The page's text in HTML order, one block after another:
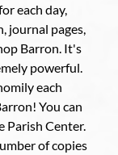
each day,
journal pages,
Barron. It's
powerful.
each
You can
Parish Center.
of copies